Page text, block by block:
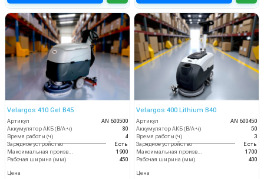
Velargos 410 Gel B45
Артикул
AN 600500
Аккумулятор АКБ (В/А·ч)
80
Время работы (ч)
4
Зарядное устройство
Есть
Максимальная производительность (кв.м/час)
1900
Рабочая ширина (мм)
450
Цена
Velargos 400 Lithium B40
Артикул
AN 600450
Аккумулятор АКБ (В/А·ч)
50
Время работы (ч)
3
Зарядное устройство
Есть
Максимальная производительность (кв.м/час)
1700
Рабочая ширина (мм)
400
Цена